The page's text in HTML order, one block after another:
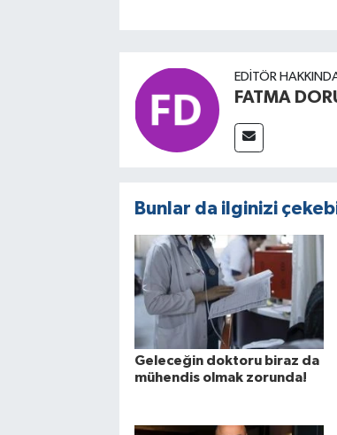
EDITÖR
FATMA
Bunlar da ilginizi
Geleceğin doktoru biraz da
mühendis olmak zorunda!